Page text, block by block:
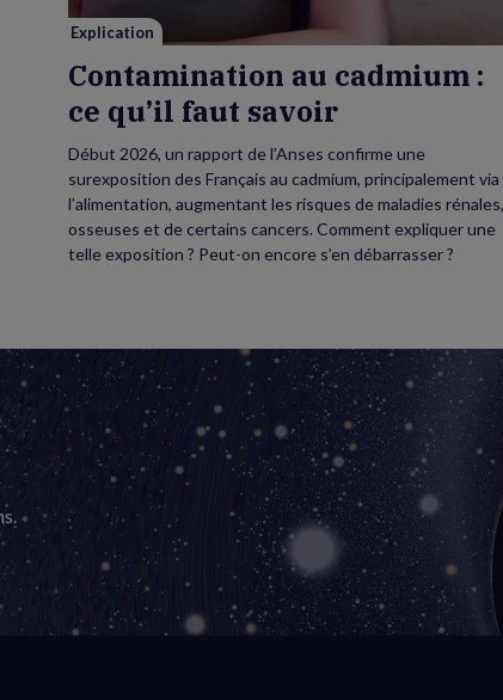
Explication
Contamination au cadmium :
ce qu’il faut savoir
Début 2026, un rapport de l’Anses confirme une
surexposition des Français au cadmium, principalement via
l’alimentation, augmentant les risques de maladies rénales,
osseuses et de certains cancers. Comment expliquer une
telle exposition ? Peut-on encore s’en débarrasser ?